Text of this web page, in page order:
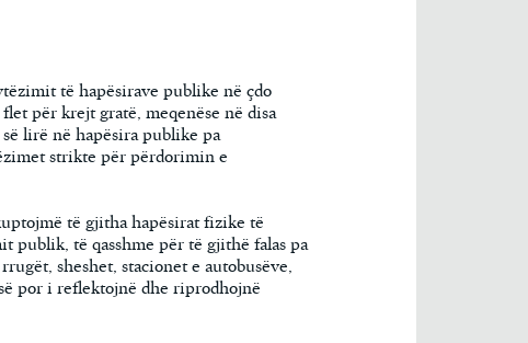
të hapësirave publike në çdo
për krejt gratë, meqenëse në disa
lirë në hapësira publike pa
strikte për përdorimin e
të gjitha hapësirat fizike të
publik, të qasshme për të gjithë falas pa
sheshet, stacionet e autobusëve,
por i reflektojnë dhe riprodhojnë